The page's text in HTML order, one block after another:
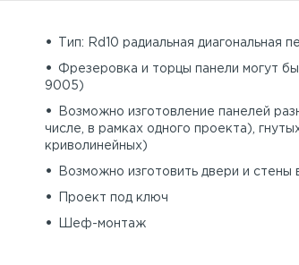
Тип: Rd10 радиальная диагональная
Фрезеровка и торцы панели могут
9005)
Возможно изготовление панелей
числе, в рамках одного проекта),
криволинейных)
Возможно изготовить двери и стены
Проект под ключ
Шеф-монтаж